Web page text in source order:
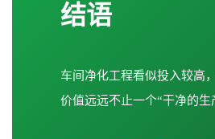
结语
车间净化工程看似投入较高
价值远远不止一个“干净的生